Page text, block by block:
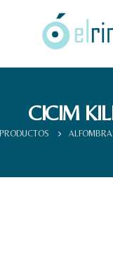
CICIM
PRODUCTOS